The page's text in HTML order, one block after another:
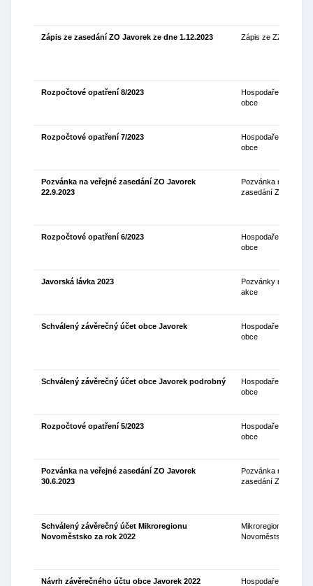
Zápis ze zasedání ZO Javorek ze dne 1.12.2023 Zápis ze ZZO
Rozpočtové opatření 8/2023
Hospodaření
obce
Rozpočtové opatření 7/2023
Hospodaření
obce
Pozvánka na veřejné zasedání ZO Javorek
22.9.2023
Pozvánka na
zasedání ZO
Rozpočtové opatření 6/2023
Hospodaření
obce
Javorská lávka 2023
Pozvánky na
akce
Schválený závěrečný účet obce Javorek
Hospodaření
obce
Schválený závěrečný účet obce Javorek podrobný
Hospodaření
obce
Rozpočtové opatření 5/2023
Hospodaření
obce
Pozvánka na veřejné zasedání ZO Javorek
30.6.2023
Pozvánka na
zasedání ZO
Schválený závěrečný účet Mikroregionu
Novoměstsko za rok 2022
Mikroregion
Novoměstsko
Návrh závěrečného účtu obce Javorek 2022
Hospodaření